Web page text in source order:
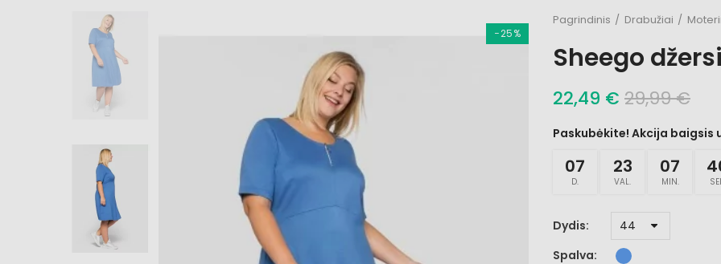
−25%
Pagrindinis Drabužiai
Sheego
22,49 € 29,99 €
Paskubėkite! Akcija baigsis
07
D.
23
VAL.
07
MIN.
Dydis
Spalva